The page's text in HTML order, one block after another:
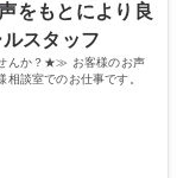
タートしていただけ
をもとにより良
スタッフ
んか？★≫ お客様のお声
談室でのお仕事です。